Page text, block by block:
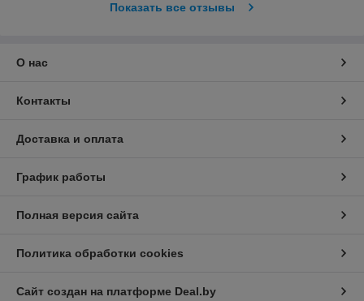
Показать все отзывы
О нас
Контакты
Доставка и оплата
График работы
Полная версия сайта
Политика обработки cookies
Сайт создан на платформе Deal.by